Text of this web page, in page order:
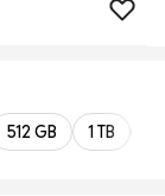
512 GB 1 TB